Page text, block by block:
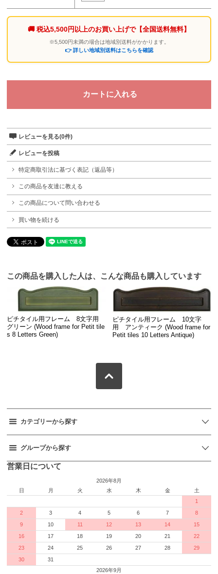
🚚 税込5,500円以上のお買い上げで【全国送料無料】
※5,500円未満の場合は地域別送料がかかります。
👉 詳しい地域別送料はこちらを確認
レビューを見る(0件)
レビューを投稿
特定商取引法に基づく表記（返品等）
この商品を友達に教える
この商品について問い合わせる
買い物を続ける
この商品を購入した人は、こんな商品も購入しています
ピチタイル用フレーム 8文字用
グリーン (Wood frame for Petit tile
s 8 Letters Green)
ピチタイル用フレーム 10文字
用 アンティーク (Wood frame for
Petit tiles 10 Letters Antique)
カテゴリーから探す
グループから探す
営業日について
2026年8月
日
月 火 水 木 金
土
1
2
3 4 5 6 7
8
9
10 11 12 13 14
15
16
17 18 19 20 21
22
23
24 25 26 27 28
29
30
31
2026年9月